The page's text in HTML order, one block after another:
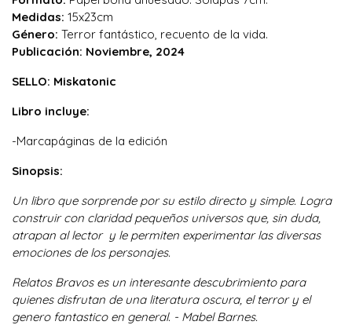
Medidas: 15x23cm
Género: Terror fantástico, recuento de la vida.
Publicación: Noviembre, 2024
SELLO: Miskatonic
Libro incluye:
-Marcapáginas de la edición
Sinopsis:
Un libro que sorprende por su estilo directo y simple. Logra
construir con claridad pequeños universos que, sin duda,
atrapan al lector y le permiten experimentar las diversas
emociones de los personajes.
Relatos Bravos es un interesante descubrimiento para
quienes disfrutan de una literatura oscura, el terror y el
genero fantastico en general. - Mabel Barnes.